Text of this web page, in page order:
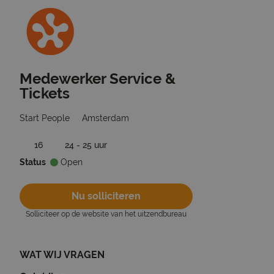
Ga terug naar vacatures
Medewerker Service &
Tickets
Start People Amsterdam
16
24 - 25 uur
Status
Open
Nu solliciteren
Solliciteer op de website van het uitzendbureau
WAT WIJ VRAGEN